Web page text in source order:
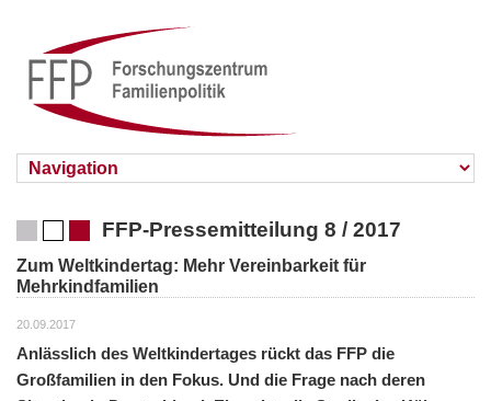
FFP-Pressemitteilung 8 / 2017
Zum Weltkindertag: Mehr Vereinbarkeit für
Mehrkindfamilien
20.09.2017
Anlässlich des Weltkindertages rückt das FFP die
Großfamilien in den Fokus. Und die Frage nach deren